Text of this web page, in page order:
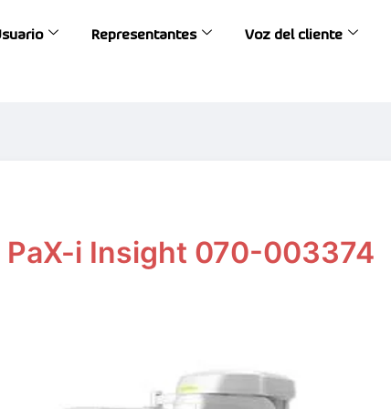
Representantes Voz del cliente
PaX-i Insight 070-003374